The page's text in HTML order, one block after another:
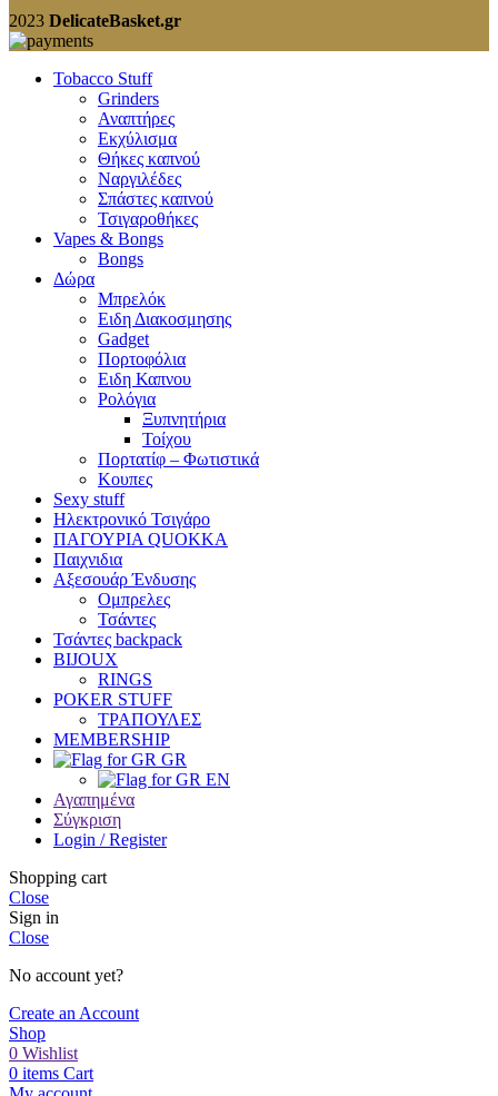
2023 DelicateBasket.gr
Tobacco Stuff
Grinders
Αναπτήρες
Εκχύλισμα
Θήκες καπνού
Ναργιλέδες
Σπάστες καπνού
Τσιγαροθήκες
Vapes & Bongs
Bongs
Δώρα
Μπρελόκ
Eιδη Διακοσμησης
Gadget
Πορτοφόλια
Ειδη Καπνου
Ρολόγια
Ξυπνητήρια
Τοίχου
Πορτατίφ – Φωτιστικά
Κουπες
Sexy stuff
Ηλεκτρονικό Τσιγάρο
ΠΑΓΟΥΡΙΑ QUOKKA
Παιχνιδια
Αξεσουάρ Ένδυσης
Oμπρελες
Τσάντες
Τσάντες backpack
BIJOUX
RINGS
POKER STUFF
ΤΡΑΠΟΥΛΕΣ
MEMBERSHIP
GR
EN
Αγαπημένα
Σύγκριση
Login / Register
Shopping cart
Close
Sign in
Close
No account yet?
Create an Account
Shop
0 Wishlist
0 items Cart